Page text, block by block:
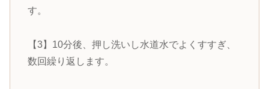
す。
【3】10分後、押し洗いし水道水でよくすすぎ、
数回繰り返します。